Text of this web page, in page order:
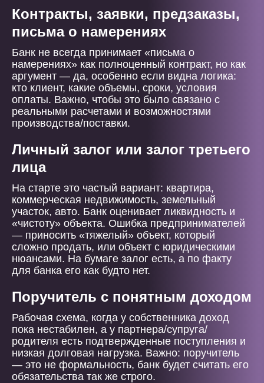
Контракты, заявки, предзаказы,
письма о намерениях
Банк не всегда принимает «письма о
намерениях» как полноценный контракт, но как
аргумент — да, особенно если видна логика:
кто клиент, какие объемы, сроки, условия
оплаты. Важно, чтобы это было связано с
реальными расчетами и возможностями
производства/поставки.
Личный залог или залог третьего
лица
На старте это частый вариант: квартира,
коммерческая недвижимость, земельный
участок, авто. Банк оценивает ликвидность и
«чистоту» объекта. Ошибка предпринимателей
— приносить «тяжелый» объект, который
сложно продать, или объект с юридическими
нюансами. На бумаге залог есть, а по факту
для банка его как будто нет.
Поручитель с понятным доходом
Рабочая схема, когда у собственника доход
пока нестабилен, а у партнера/супруга/
родителя есть подтвержденные поступления и
низкая долговая нагрузка. Важно: поручитель
— это не формальность, банк будет считать его
обязательства так же строго.